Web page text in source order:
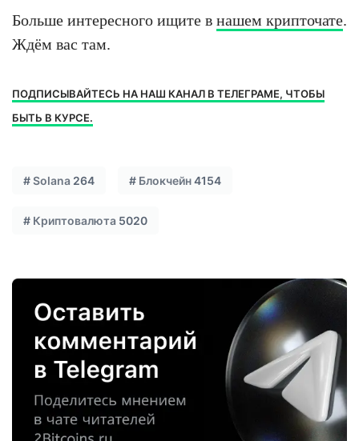
Больше интересного ищите в нашем крипточате.
Ждём вас там.
ПОДПИСЫВАЙТЕСЬ НА НАШ КАНАЛ В ТЕЛЕГРАМЕ, ЧТОБЫ
БЫТЬ В КУРСЕ.
#Solana 264 # Блокчейн4154
# Криптовалюта 5020